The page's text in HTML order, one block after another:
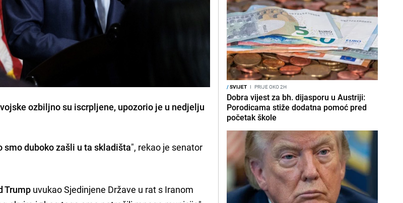
ozbiljno su iscrpljene, upozorio je u nedjelju
smo duboko zašli u ta skladišta", rekao je senator
Trump uvukao Sjedinjene Države u rat s Iranom
/SVIJET I PRIJE OKO 2H
Dobra vijest za bh. dijasporu u Austriji:
Porodicama stiže dodatna pomoć pred
početak škole